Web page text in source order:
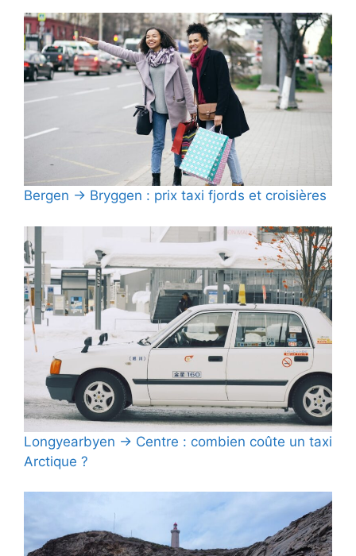
Bergen → Bryggen : prix taxi fjords et croisières
Longyearbyen → Centre : combien coûte un taxi
Arctique ?